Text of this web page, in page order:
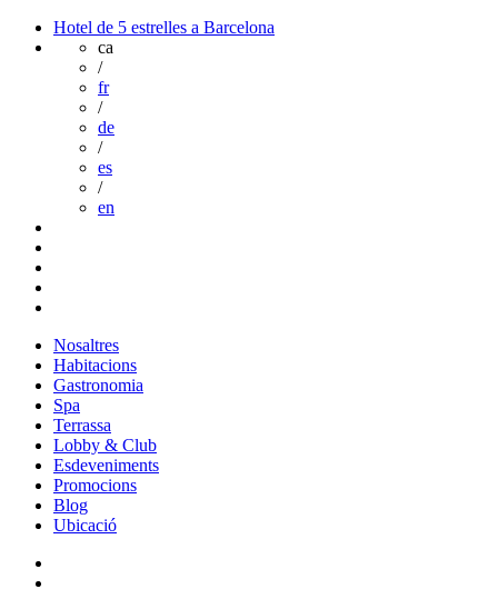
Hotel de 5 estrelles a Barcelona
ca
/
fr
/
de
/
es
/
en
Nosaltres
Habitacions
Gastronomia
Spa
Terrassa
Lobby & Club
Esdeveniments
Promocions
Blog
Ubicació